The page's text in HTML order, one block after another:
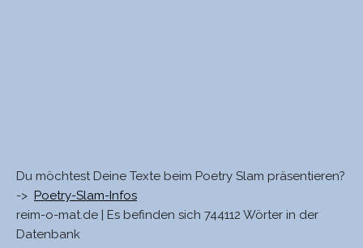
Du möchtest Deine Texte beim Poetry Slam präsentieren?
-> Poetry-Slam-Infos
reim-o-mat.de | Es befinden sich 744112 Wörter in der
Datenbank